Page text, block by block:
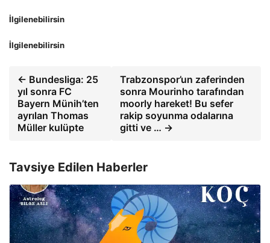
İlgilenebilirsin
İlgilenebilirsin
← Bundesliga: 25
yıl sonra FC
Bayern Münih’ten
ayrılan Thomas
Müller kulüpte
Trabzonspor’un zaferinden
sonra Mourinho tarafından
moorly hareket! Bu sefer
rakip soyunma odalarına
gitti ve … →
Tavsiye Edilen Haberler